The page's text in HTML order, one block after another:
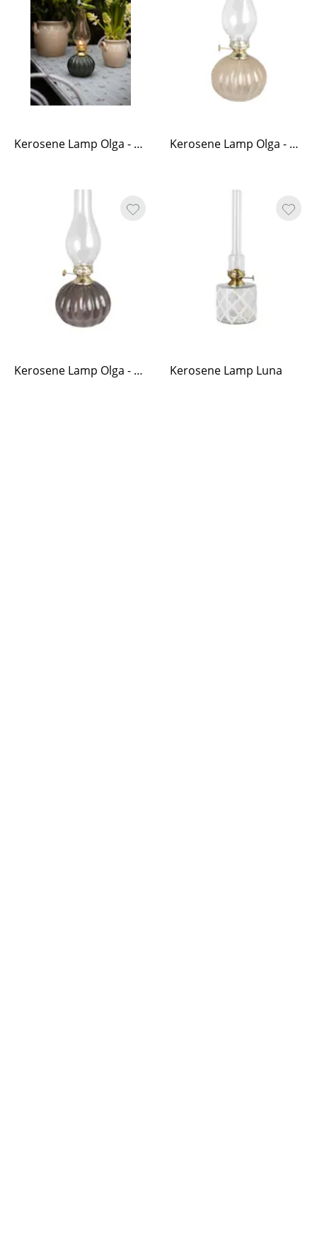
Kerosene Lamp Olga - Green Kerosene Lamp Olga - Beige
Kerosene Lamp Olga - Brown Kerosene Lamp Luna